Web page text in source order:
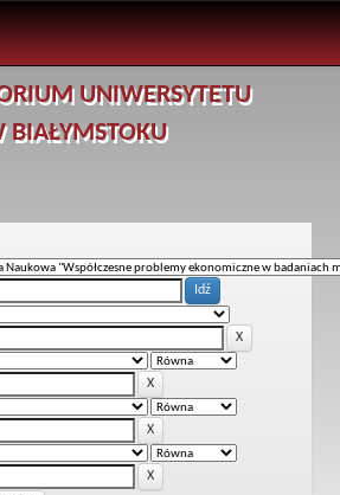
UNIWERSYTETU
BIAŁYMSTOKU